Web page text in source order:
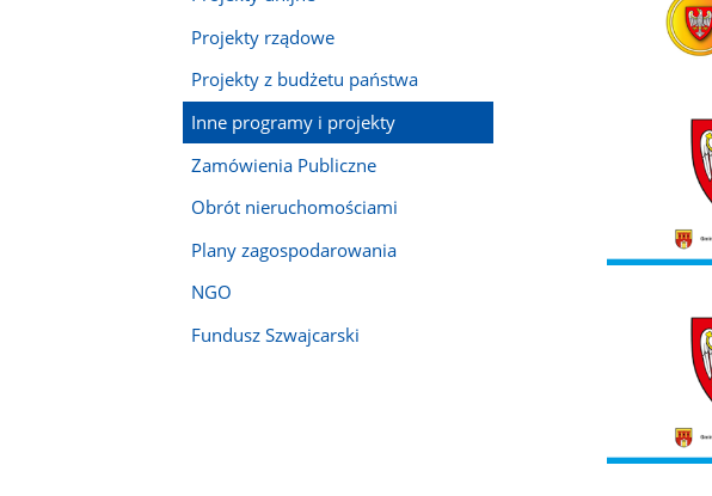
Projekty rządowe
Projekty z budżetu państwa
Inne programy i projekty
Zamówienia Publiczne
Obrót nieruchomościami
Plany zagospodarowania
NGO
Fundusz Szwajcarski